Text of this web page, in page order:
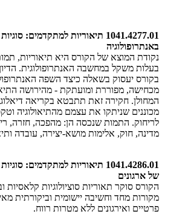
1041.4277.01 תיאוריות למתקדמים:
באנתרופולוגיה
נקודת המוצא של הקורס היא תיאוריות,
בעלות משקל במחשבה האנתרופולוגית.
בקורס יעסוק בשאלה כיצד השפה
מכחישה, מפוררת ומועתקת - מהירושה
המחולן. חקירה זאת תתבטא בקריאה
מכוננים שניתקו את עצמם מהתיאולוגיה
לריחוק. התמות שנכסה הן: מהפכה, חזרה,
מדינה, חוק, אלימות מושא-יצירה, עובדה
1041.4286.01 תיאוריות למתקדמים:
של ארגונים
הקורס סוקר תאוריות סוציולוגיות קלאסיות
מקורות מחד וחשיבה יישומית וביקורתית
פרטיים ואירגונים ללא מטרות רווח.